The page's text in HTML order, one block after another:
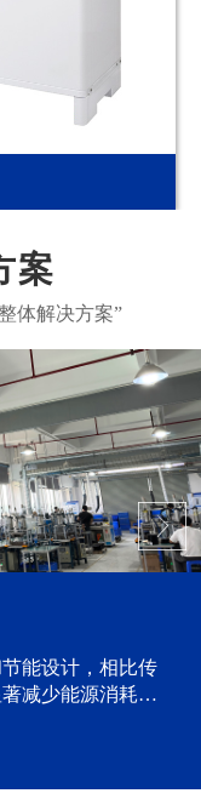
案
能设计，相比传
减少能源消耗。